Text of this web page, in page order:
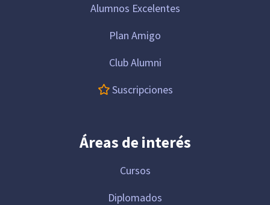
Alumnos Excelentes
Plan Amigo
Club Alumni
Suscripciones
Áreas de interés
Cursos
Diplomados